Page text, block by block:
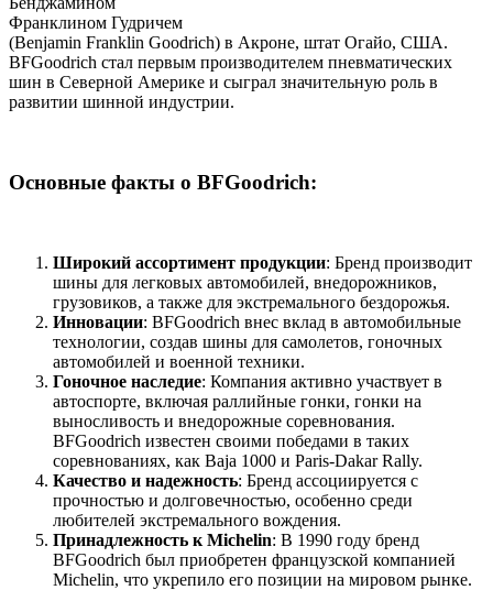
Франклином Гудричем
(Benjamin Franklin Goodrich) в Акроне, штат Огайо, США.
BFGoodrich стал первым производителем пневматических
шин в Северной Америке и сыграл значительную роль в
развитии шинной индустрии.
Основные факты о BFGoodrich:
Широкий ассортимент продукции: Бренд производит
шины для легковых автомобилей, внедорожников,
грузовиков, а также для экстремального бездорожья.
Инновации: BFGoodrich внес вклад в автомобильные
технологии, создав шины для самолетов, гоночных
автомобилей и военной техники.
Гоночное наследие: Компания активно участвует в
автоспорте, включая раллийные гонки, гонки на
выносливость и внедорожные соревнования.
BFGoodrich известен своими победами в таких
соревнованиях, как Baja 1000 и Paris-Dakar Rally.
Качество и надежность: Бренд ассоциируется с
прочностью и долговечностью, особенно среди
любителей экстремального вождения.
Принадлежность к Michelin: В 1990 году бренд
BFGoodrich был приобретен французской компанией
Michelin, что укрепило его позиции на мировом рынке.